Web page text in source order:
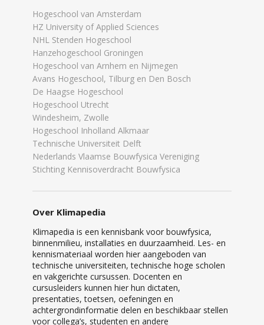
Hogeschool van Amsterdam
HZ University of Applied Sciences
NHL Stenden Hogeschool
Hanzehogeschool Groningen
Hogeschool van Arnhem en Nijmegen
Avans Hogeschool, Tilburg en Den Bosch
De Haagse Hogeschool
Hogeschool Utrecht
Windesheim, Zwolle
Hogeschool Inholland Alkmaar
Technische Universiteit Delft
Nederlands Vlaamse Bouwfysica Vereniging
Stichting Kennisoverdracht Bouwfysica
Over Klimapedia
Klimapedia is een kennisbank voor bouwfysica,
binnenmilieu, installaties en duurzaamheid. Les- en
kennismateriaal worden hier aangeboden van
technische universiteiten, technische hoge scholen
en vakgerichte cursussen. Docenten en
cursusleiders kunnen hier hun dictaten,
presentaties, toetsen, oefeningen en
achtergrondinformatie delen en beschikbaar stellen
voor collega’s, studenten en andere